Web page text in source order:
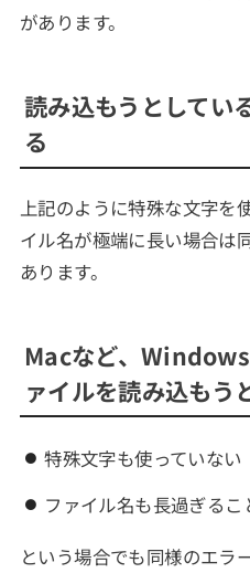
があります。
読み込もうとしてい
る
上記のように特殊な文字を
イル名が極端に長い場合は
あります。
Macなど、
ァイルを読み込もう
特殊文字も使っていない
ファイル名も長過ぎるこ
という場合でも同様のエラ